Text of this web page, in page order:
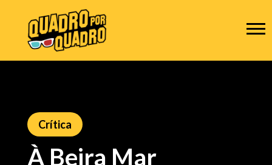
Crítica
À Beira Mar